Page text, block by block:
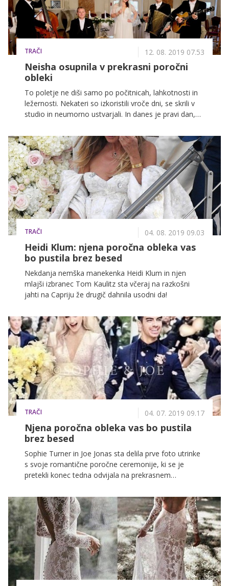
TRAČI 12. 08. 2019 07.53
Neisha osupnila v prekrasni poročni
obleki
To poletje ne diši samo po počitnicah, lahkotnosti in
ležernosti. Nekateri so izkoristili vroče dni, se skrili v
studio in neumorno ustvarjali. In danes je pravi dan,
pevka Neisha in Kranjci predstavljajo skladbo
Poročna, za katero so posneli tudi videospot, ki si ga
lahko premierno ogledate na Zadovoljna.si, z Neisho
pa smo poklepetali o tem, ali tudi sama že razmišlja o
poroki. Konec koncev je že nekaj časa srečno
zaljubljena ...
TRAČI 04. 08. 2019 09.03
Heidi Klum: njena poročna obleka vas
bo pustila brez besed
Nekdanja nemška manekenka Heidi Klum in njen
mlajši izbranec Tom Kaulitz sta včeraj na razkošni
jahti na Capriju že drugič dahnila usodni da!
TRAČI 04. 07. 2019 09.17
Njena poročna obleka vas bo pustila
brez besed
Sophie Turner in Joe Jonas sta delila prve foto utrinke
s svoje romantične poročne ceremonije, ki se je
pretekli konec tedna odvijala na prekrasnem